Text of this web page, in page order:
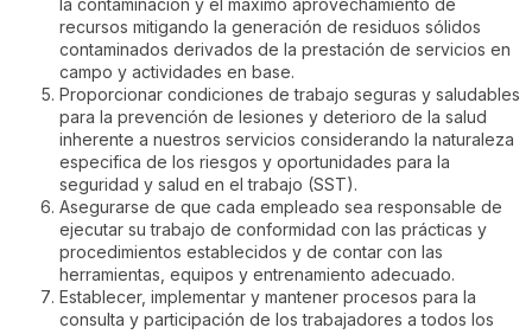
la contaminación y el máximo aprovechamiento de
recursos mitigando la generación de residuos sólidos
contaminados derivados de la prestación de servicios en
campo y actividades en base.
Proporcionar condiciones de trabajo seguras y saludables
para la prevención de lesiones y deterioro de la salud
inherente a nuestros servicios considerando la naturaleza
especifica de los riesgos y oportunidades para la
seguridad y salud en el trabajo (SST).
Asegurarse de que cada empleado sea responsable de
ejecutar su trabajo de conformidad con las prácticas y
procedimientos establecidos y de contar con las
herramientas, equipos y entrenamiento adecuado.
Establecer, implementar y mantener procesos para la
consulta y participación de los trabajadores a todos los